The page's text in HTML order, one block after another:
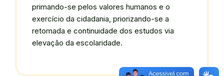
primando-se pelos valores humanos e o
exercício da cidadania, priorizando-se a
retomada e continuidade dos estudos via
elevação da escolaridade.